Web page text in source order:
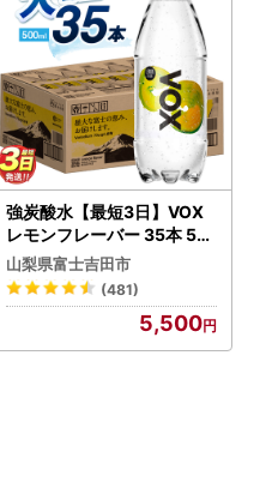
強炭酸水【最短3日】VOX
レモンフレーバー 35本 50
0ml 【富士吉田市限定カー
トン】炭酸
山梨県富士吉田市
(481)
5,500